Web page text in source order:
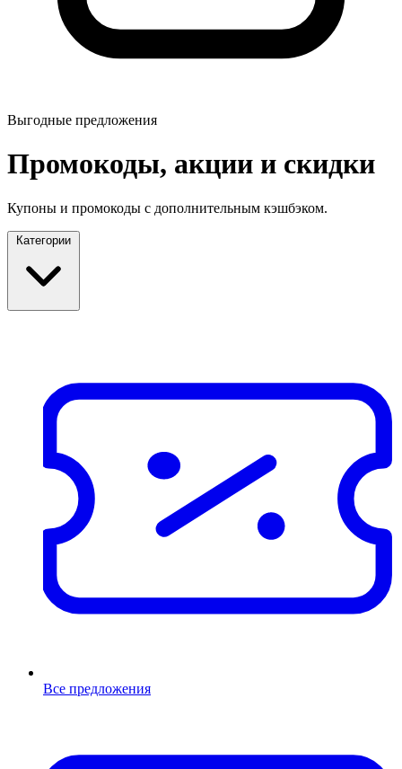
Выгодные предложения
Промокоды, акции и скидки
Купоны и промокоды с дополнительным кэшбэком.
Категории
Все предложения